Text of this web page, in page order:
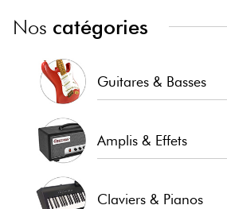
HiFi
Packs
Voir nos marques
Nos catégories
Guitares & Basses
Amplis & Effets
Claviers & Pianos